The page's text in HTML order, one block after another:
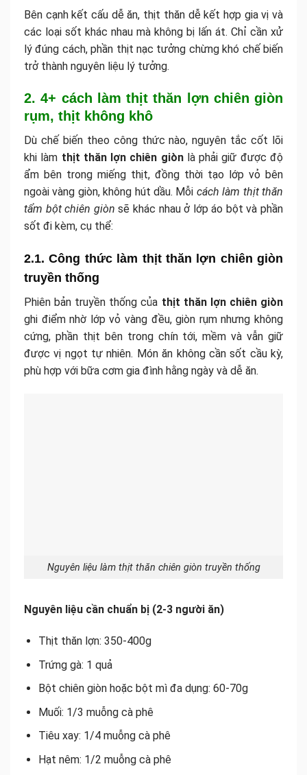
Bên cạnh kết cấu dễ ăn, thịt thăn dễ kết hợp gia vị và
các loại sốt khác nhau mà không bị lấn át. Chỉ cần xử
lý đúng cách, phần thịt nạc tưởng chừng khó chế biến
trở thành nguyên liệu lý tưởng.
2. 4+ cách làm thịt thăn lợn chiên giòn
rụm, thịt không khô
Dù chế biến theo công thức nào, nguyên tắc cốt lõi
khi làm thịt thăn lợn chiên giònlà phải giữ được độ
ẩm bên trong miếng thịt, đồng thời tạo lớp vỏ bên
ngoài vàng giòn, không hút dầu. Mỗi cách làm thịt thăn
tẩm bột chiên giòn sẽ khác nhau ở lớp áo bột và phần
sốt đi kèm, cụ thể:
2.1. Công thức làm thịt thăn lợn chiên giòn
truyền thống
Phiên bản truyền thống của thịt thăn lợn chiên giòn
ghi điểm nhờ lớp vỏ vàng đều, giòn rụm nhưng không
cứng, phần thịt bên trong chín tới, mềm và vẫn giữ
được vị ngọt tự nhiên. Món ăn không cần sốt cầu kỳ,
phù hợp với bữa cơm gia đình hằng ngày và dễ ăn.
Nguyên liệu làm thịt thăn chiên giòn truyền thống
Nguyên liệu cần chuẩn bị (2-3 người ăn)
Thịt thăn lợn: 350-400g
Trứng gà: 1 quả
Bột chiên giòn hoặc bột mì đa dụng: 60-70g
Muối: 1/3 muỗng cà phê
Tiêu xay: 1/4 muỗng cà phê
Hạt nêm: 1/2 muỗng cà phê